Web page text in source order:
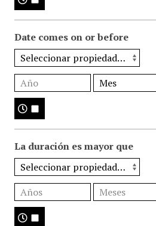
Date comes on or before
La duración es mayor que